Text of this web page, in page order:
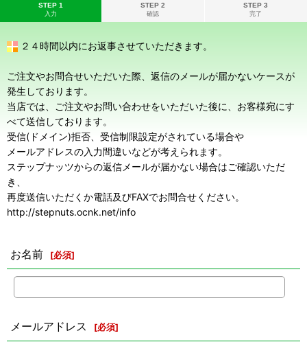
STEP 1
入力
STEP 2
確認
STEP 3
完了
２４時間以内にお返事させていただきます。
ご注文やお問合せいただいた際、返信のメールが届かないケースが
発生しております。
当店では、ご注文やお問い合わせをいただいた後に、お客様宛にす
べて送信しております。
受信(ドメイン)拒否、受信制限設定がされている場合や
メールアドレスの入力間違いなどが考えられます。
ステップナッツからの返信メールが届かない場合はご確認いただ
き、
再度送信いただくか電話及びFAXでお問合せください。
http://stepnuts.ocnk.net/info
お名前 [必須]
メールアドレス [必須]